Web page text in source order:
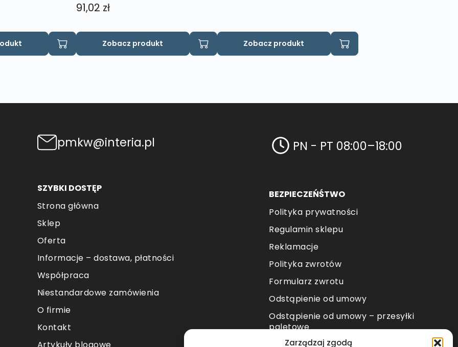
Zarządzaj zgodą
91,02 zł
Zobacz produkt Zobacz produkt
pmkw@interia.pl
SZYBKI DOSTĘP
Strona główna
Sklep
Oferta
Informacje – dostawa, płatności
Współpraca
Niestandardowe zamówienia
O firmie
Kontakt
PN - PT 08:00–18:00
BEZPIECZEŃŚTWO
Polityka prywatności
Regulamin sklepu
Reklamacje
Polityka zwrotów
Formularz zwrotu
Odstąpienie od umowy
Odstąpienie od umowy – przesyłki
paletowe